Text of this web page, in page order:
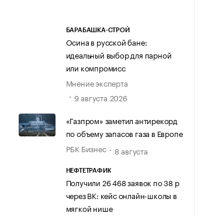
БАРАБАШКА-СТРОЙ
Осина в русской бане:
идеальный выбор для парной
или компромисс
Мнение эксперта
9 августа 2026
«Газпром» заметил антирекорд
по объему запасов газа в Европе
РБК Бизнес
8 августа
НЕФТЕТРАФИК
Получили 26 468 заявок по 38 р
через ВК: кейс онлайн-школы в
мягкой нише